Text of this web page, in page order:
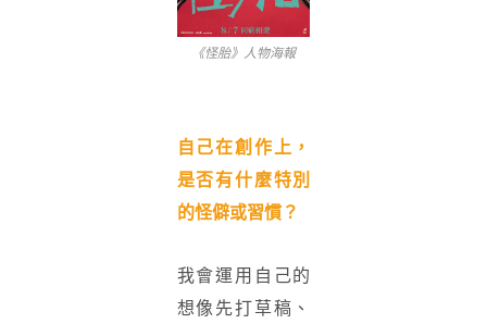
《怪胎》人物海報
自己在創作上，
是否有什麼特別
的怪僻或習慣？
我會運用自己的
想像先打草稿、